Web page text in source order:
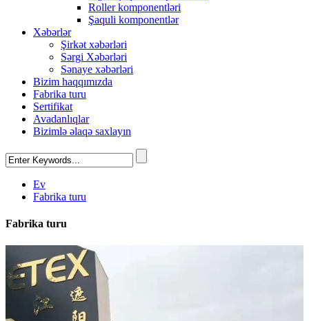
Roller komponentləri
Şaquli komponentlər
Xəbərlər
Şirkət xəbərləri
Sərgi Xəbərləri
Sənaye xəbərləri
Bizim haqqımızda
Fabrika turu
Sertifikat
Avadanlıqlar
Bizimlə əlaqə saxlayın
Ev
Fabrika turu
Fabrika turu